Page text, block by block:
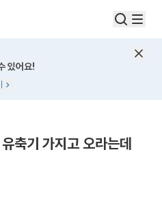
있어요!
축기 가지고 오라는데